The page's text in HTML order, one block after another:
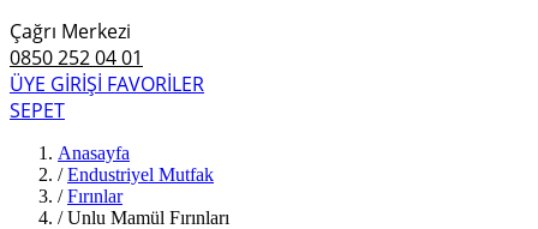
Çağrı Merkezi
0850 252 04 01
ÜYE GİRİŞİ FAVORİLER
SEPET
Anasayfa
/ Endustriyel Mutfak
/ Fırınlar
/ Unlu Mamül Fırınları